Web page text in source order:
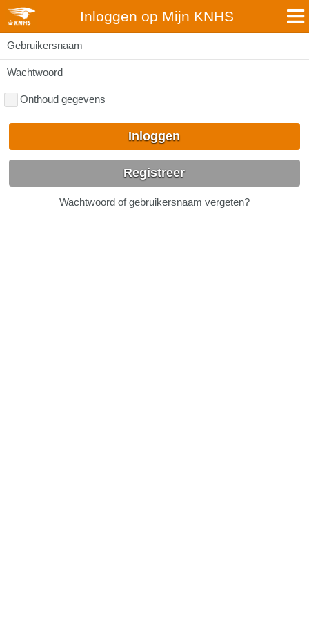
Inloggen op Mijn KNHS
Gebruikersnaam
Wachtwoord
Onthoud gegevens
Inloggen
Registreer
Wachtwoord of gebruikersnaam vergeten?